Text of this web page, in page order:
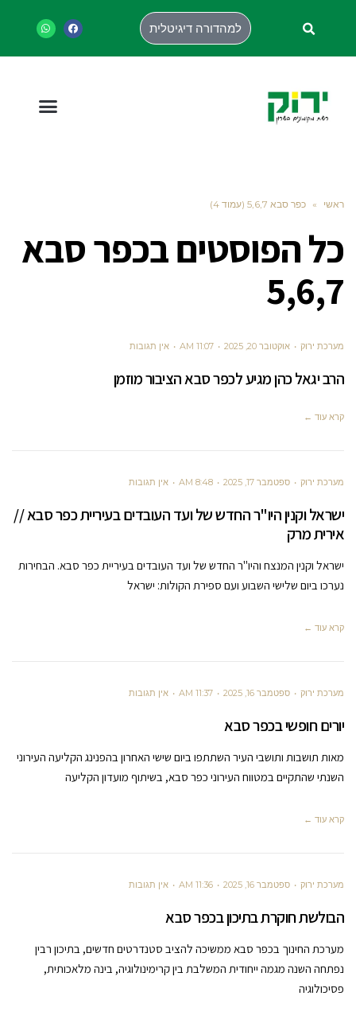
למהדורה דיגיטלית
ראשי » כפר סבא 5,6,7 (עמוד 4)
כל הפוסטים בכפר סבא
5,6,7
מערכת ירוק אוקטובר 20, 2025 11:07 AM אין תגובות
הרב יגאל כהן מגיע לכפר סבא הציבור מוזמן
קרא עוד ←
מערכת ירוק ספטמבר 17, 2025 8:48 AM אין תגובות
ישראל וקנין היו"ר החדש של ועד העובדים בעיריית כפר סבא //
אירית מרק
ישראל וקנין המנצח והיו"ר החדש של ועד העובדים בעיריית כפר סבא. הבחירות
נערכו ביום שלישי השבוע ועם ספירת הקולות: ישראל
קרא עוד ←
מערכת ירוק ספטמבר 16, 2025 11:37 AM אין תגובות
יורים חופשי בכפר סבא
מאות תושבות ותושבי העיר השתתפו ביום שישי האחרון בהפנינג הקליעה העירוני
השנתי שהתקיים במטווח העירוני כפר סבא, בשיתוף מועדון הקליעה
קרא עוד ←
מערכת ירוק ספטמבר 16, 2025 11:36 AM אין תגובות
הבולשת חוקרת בתיכון בכפר סבא
מערכת החינוך בכפר סבא ממשיכה להציב סטנדרטים חדשים, בתיכון רבין
נפתחה השנה מגמה ייחודית המשלבת בין קרימינולוגיה, בינה מלאכותית,
פסיכולוגיה